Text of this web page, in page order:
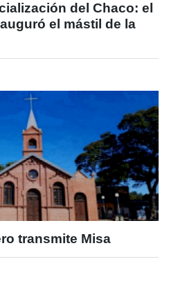
del Chaco: el
el mástil de la
transmite Misa